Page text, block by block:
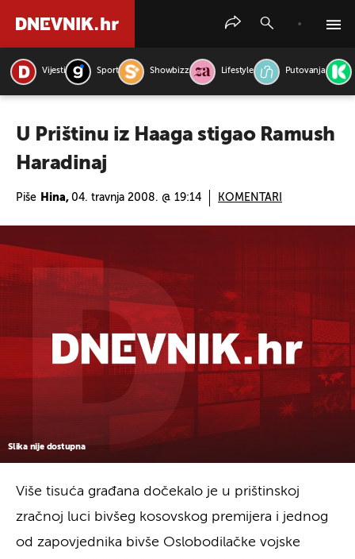
Vijesti Sport Showbizz Lifestyle Putovanja
U Prištinu iz Haaga stigao Ramush
Haradinaj
Piše Hina, 04. travnja 2008. @ 19:14 KOMENTARI
Slika nije dostupna
Više tisuća građana dočekalo je u prištinskoj
zračnoj luci bivšeg kosovskog premijera i jednog
od zapovjednika bivše Oslobodilačke vojske
PRETRAŽITE VIJESTI